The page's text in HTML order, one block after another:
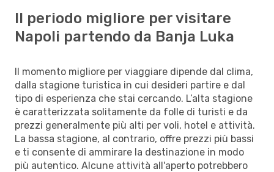
Il periodo migliore per visitare
Napoli partendo da Banja Luka
Il momento migliore per viaggiare dipende dal clima,
dalla stagione turistica in cui desideri partire e dal
tipo di esperienza che stai cercando. L’alta stagione
è caratterizzata solitamente da folle di turisti e da
prezzi generalmente più alti per voli, hotel e attività.
La bassa stagione, al contrario, offre prezzi più bassi
e ti consente di ammirare la destinazione in modo
più autentico. Alcune attività all'aperto potrebbero